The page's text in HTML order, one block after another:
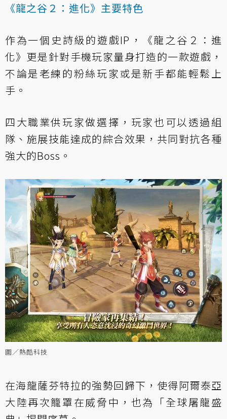
《龍之谷２：進化》主要特色
作為一個史詩級的遊戲IP，《龍之谷２：進
化》更是針對手機玩家量身打造的一款遊戲，
不論是老練的粉絲玩家或是新手都能輕鬆上
手。
四大職業供玩家做選擇，玩家也可以透過組
隊、施展技能達成的綜合效果，共同對抗各種
強大的Boss。
圖／熱酷科技
在海龍薩芬特拉的強勢回歸下，使得阿爾泰亞
大陸再次籠罩在威脅中，也為「全球屠龍盛